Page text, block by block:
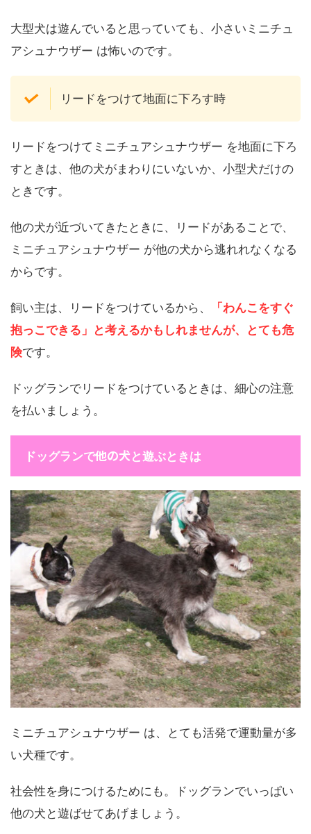
大型犬は遊んでいると思っていても、小さいミニチュ
アシュナウザー は怖いのです。
リードをつけて地面に下ろす時
リードをつけてミニチュアシュナウザー を地面に下ろ
すときは、他の犬がまわりにいないか、小型犬だけの
ときです。
他の犬が近づいてきたときに、リードがあることで、
ミニチュアシュナウザー が他の犬から逃れれなくなる
からです。
飼い主は、リードをつけているから、
「わんこをすぐ
抱っこできる」と考えるかもしれませんが、とても危
険です。
ドッグランでリードをつけているときは、細心の注意
を払いましょう。
ドッグランで他の犬 と遊ぶときは
ミニチュアシュナウザー は、とても活発で運動量が多
い犬種です。
社会性を身につけるためにも。ドッグランでいっぱい
他の犬と遊ばせてあげましょう。